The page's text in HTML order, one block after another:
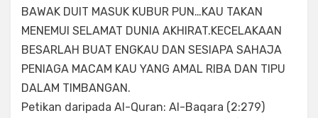
BAWAK DUIT MASUK KUBUR PUN…KAU TAKAN
MENEMUI SELAMAT DUNIA AKHIRAT.KECELAKAAN
BESARLAH BUAT ENGKAU DAN SESIAPA SAHAJA
PENIAGA MACAM KAU YANG AMAL RIBA DAN TIPU
DALAM TIMBANGAN.
Petikan daripada Al-Quran: Al-Baqara (2:279)